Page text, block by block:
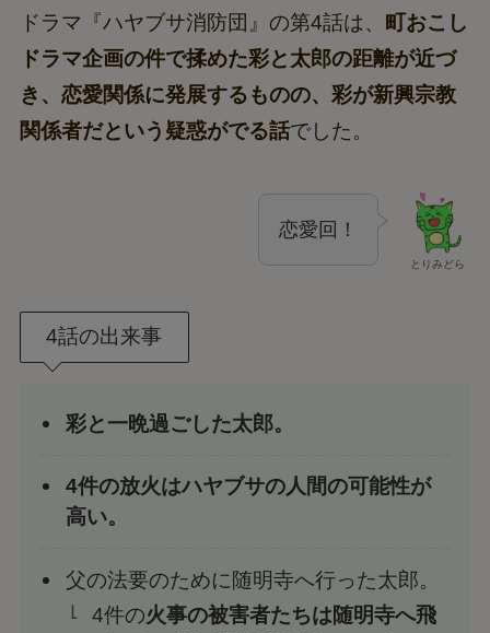
ドラマ『ハヤブサ消防団』の第4話は、 町おこし
ドラマ企画の件で揉めた彩と太郎の距離が近づ
き、恋愛関係に発展するものの、彩が新興宗教
関係者だという疑惑がでる話でした。
とりみどら
恋愛回！
4話の出来事
彩と一晩過ごした太郎。
4件の放火はハヤブサの人間の可能性が
高い。
父の法要のために随明寺へ行った太郎。
4件の火事の被害者たちは随明寺へ飛